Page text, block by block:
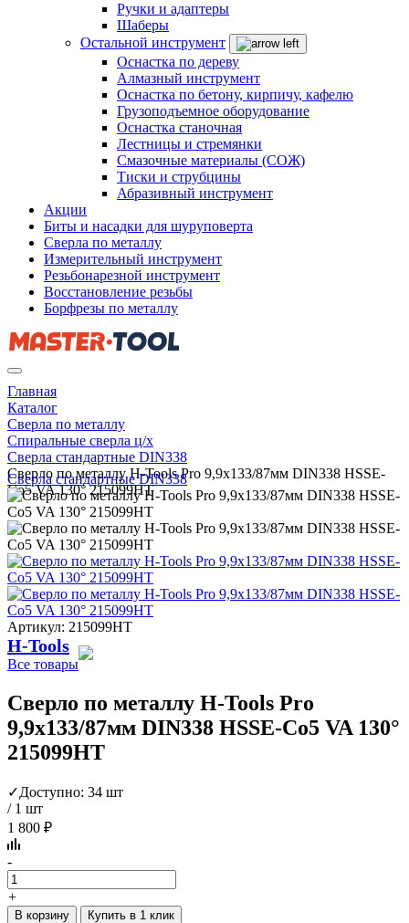
Ручки и адаптеры
Шаберы
Остальной инструмент
Оснастка по дереву
Алмазный инструмент
Оснастка по бетону, кирпичу, кафелю
Грузоподъемное оборудование
Оснастка станочная
Лестницы и стремянки
Смазочные материалы (СОЖ)
Тиски и струбцины
Абразивный инструмент
Акции
Биты и насадки для шуруповерта
Сверла по металлу
Измерительный инструмент
Резьбонарезной инструмент
Восстановление резьбы
Борфрезы по металлу
Главная
Каталог
Сверла по металлу
Спиральные сверла ц/х
Сверла стандартные DIN338
Сверло по металлу H-Tools Pro 9,9x133/87мм DIN338 HSSE-
Co5 VA 130° 215099HT
Сверла стандартные DIN338
Артикул: 215099HT
H-Tools
Все товары
Сверло по металлу H-Tools Pro
9,9x133/87мм DIN338 HSSE-Co5 VA 130°
215099HT
✓Доступно: 34 шт
/ 1 шт
1 800 ₽
-
+
В корзину Купить в 1 клик